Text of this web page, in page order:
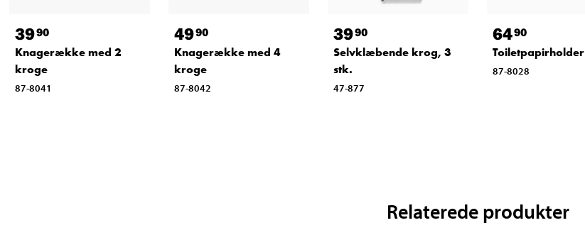
3990
Knagerække med 2
kroge
87-8041
4990
Knagerække med 4
kroge
87-8042
3990
Selvklæbende krog, 3
stk.
47-877
6490
Toiletpapirholder
87-8028
Relaterede produkter